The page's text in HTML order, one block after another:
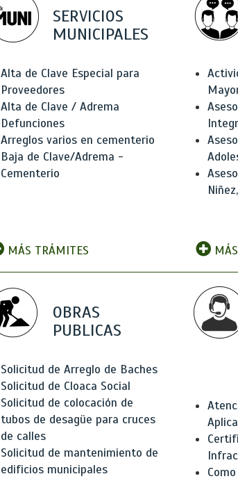
SERVICIOS
MUNICIPALES
Alta de Clave Especial para
Proveedores
Alta de Clave / Adrema
Defunciones
Arreglos varios en cementerio
Baja de Clave/Adrema -
Cementerio
MÁS TRÁMITES
OBRAS
PUBLICAS
Solicitud de Arreglo de Baches
Solicitud de Cloaca Social
Solicitud de colocación de
tubos de desagüe para cruces
de calles
Solicitud de mantenimiento de
edificios municipales